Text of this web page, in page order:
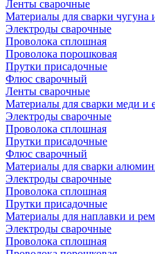
Ленты сварочные
Материалы для сварки чугуна
Электроды сварочные
Проволока сплошная
Проволока порошковая
Прутки присадочные
Флюс сварочный
Ленты сварочные
Материалы для сварки меди и
Электроды сварочные
Проволока сплошная
Прутки присадочные
Флюс сварочный
Материалы для сварки
Электроды сварочные
Проволока сплошная
Прутки присадочные
Материалы для наплавки и
Электроды сварочные
Проволока сплошная